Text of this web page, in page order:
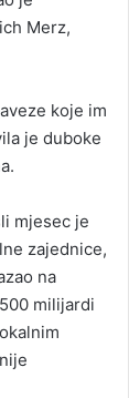
Merz,
koje im
je duboke
mjesec je
zajednice,
na
milijardi